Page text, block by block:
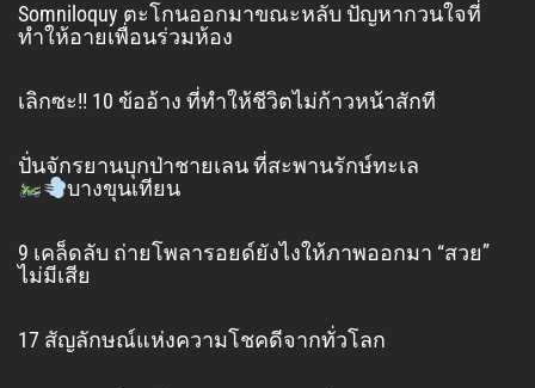
Somniloquy ตะโกนออกมาขณะหลับ ปัญหากวนใจที่
ทำให้อายเพื่อนร่วมห้อง
เลิกซะ!! 10 ข้ออ้าง ที่ทำให้ชีวิตไม่ก้าวหน้าสักที
ปั่นจักรยานบุกป่าชายเลน ที่สะพานรักษ์ทะเล
บางขุนเทียน
9 เคล็ดลับ ถ่ายโพลารอยด์ยังไงให้ภาพออกมา “สวย”
ไม่มีเสีย
17 สัญลักษณ์แห่งความโชคดีจากทั่วโลก